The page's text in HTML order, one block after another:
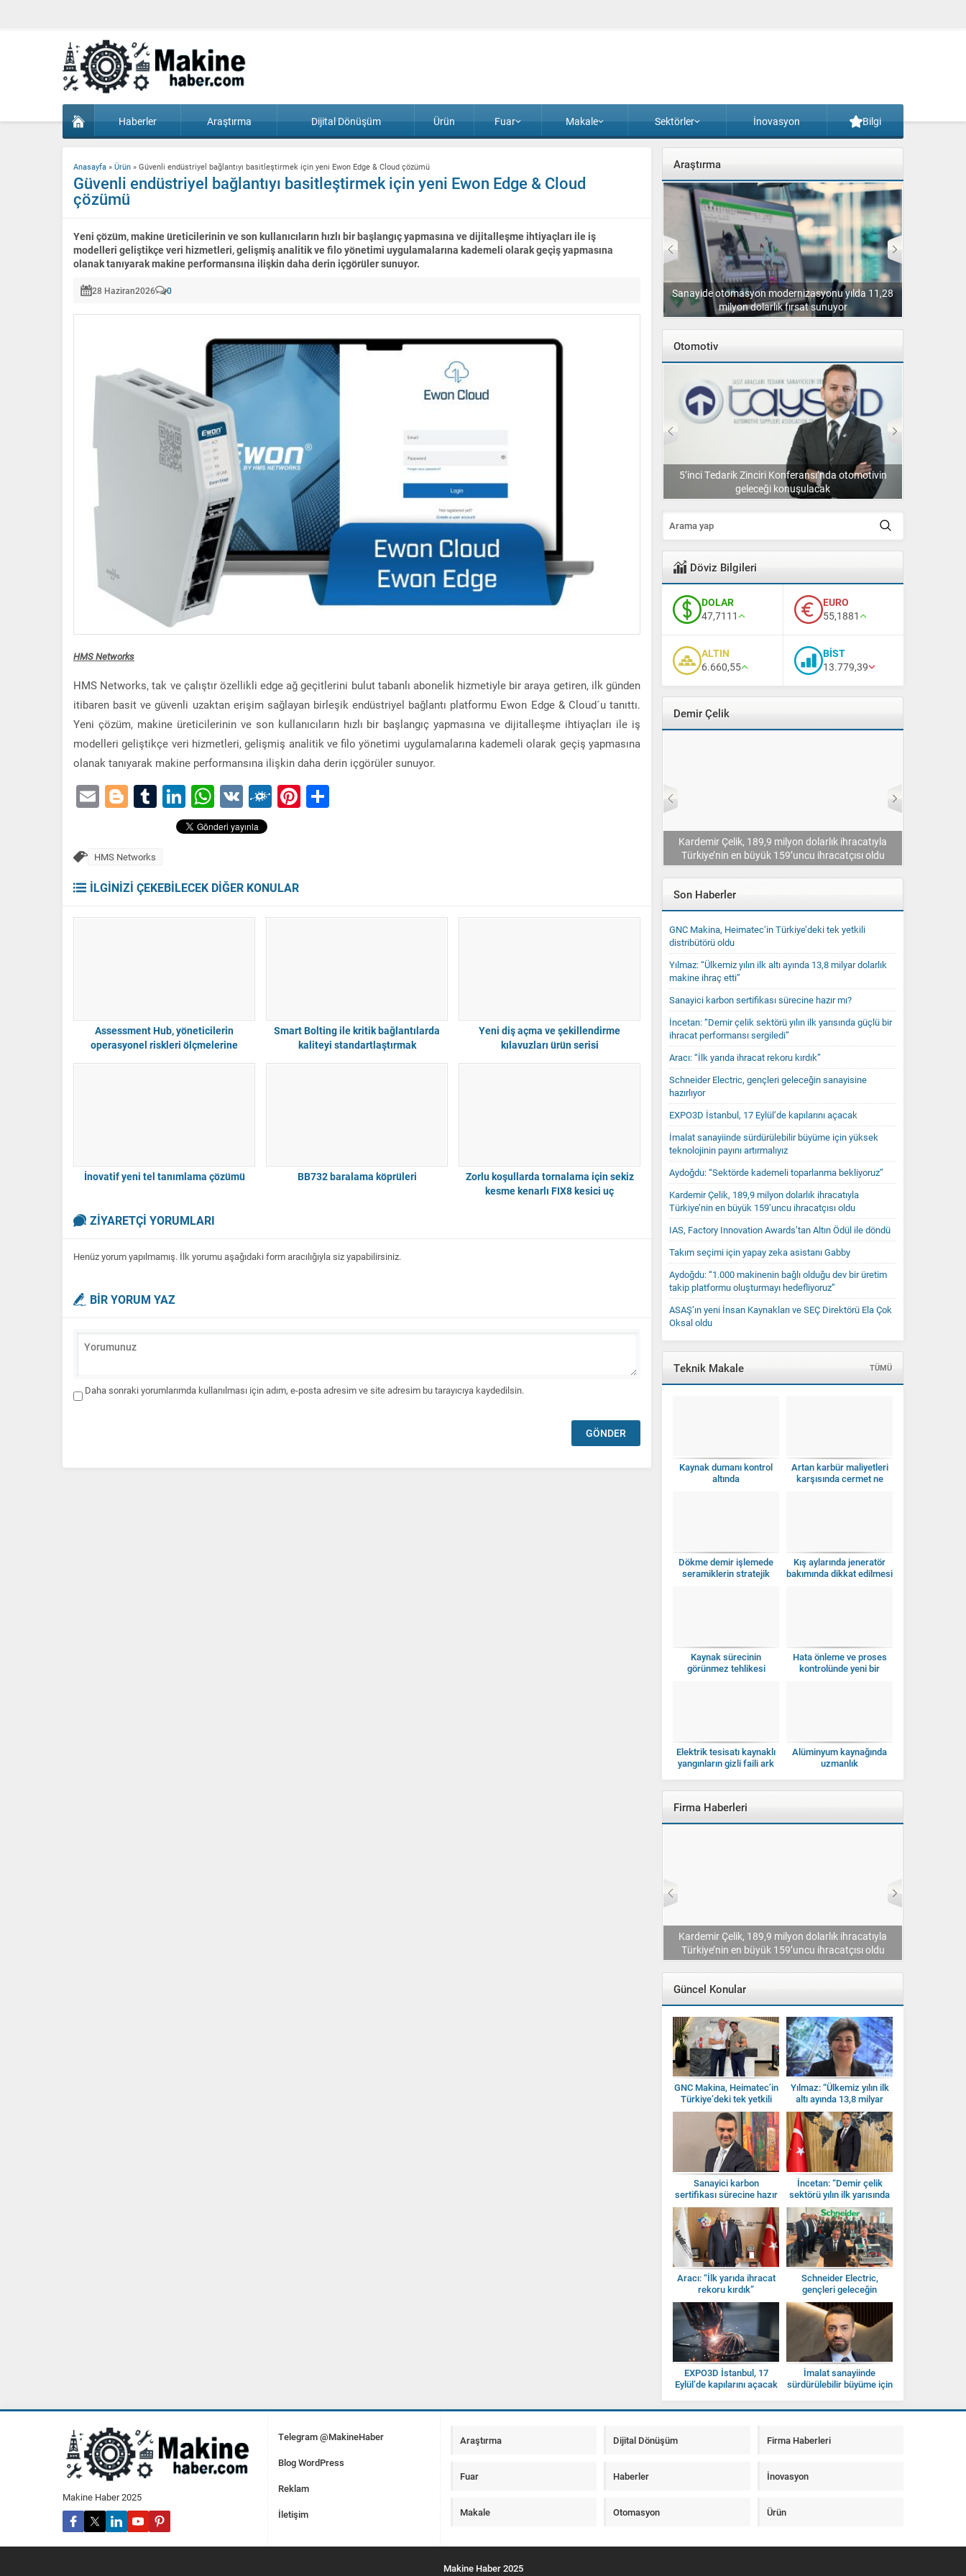
Haberler Araştırma Dijital Dönüşüm Ürün Fuar Makale Sektörler İnovasyon Bilgi
Anasayfa » Ürün » Güvenli endüstriyel bağlantıyı basitleştirmek için yeni Ewon Edge & Cloud çözümü
Güvenli endüstriyel bağlantıyı basitleştirmek için yeni Ewon Edge & Cloud
çözümü
Yeni çözüm, makine üreticilerinin ve son kullanıcıların hızlı bir başlangıç yapmasına ve dijitalleşme ihtiyaçları ile iş
modelleri geliştikçe veri hizmetleri, gelişmiş analitik ve filo yönetimi uygulamalarına kademeli olarak geçiş yapmasına
olanak tanıyarak makine performansına ilişkin daha derin içgörüler sunuyor.
28 Haziran2026 0
HMS Networks
HMS Networks, tak ve çalıştır özellikli edge ağ geçitlerini bulut tabanlı abonelik hizmetiyle bir araya getiren, ilk günden
itibaren basit ve güvenli uzaktan erişim sağlayan birleşik endüstriyel bağlantı platformu Ewon Edge & Cloud´u tanıttı.
Yeni çözüm, makine üreticilerinin ve son kullanıcıların hızlı bir başlangıç yapmasına ve dijitalleşme ihtiyaçları ile iş
modelleri geliştikçe veri hizmetleri, gelişmiş analitik ve filo yönetimi uygulamalarına kademeli olarak geçiş yapmasına
olanak tanıyarak makine performansına ilişkin daha derin içgörüler sunuyor.
EmailBlogger
Tumblr
LinkedIn
WhatsApp
VKFolkdPinterest
HMS Networks
İLGİNİZİ ÇEKEBİLECEK DİĞER KONULAR
Assessment Hub, yöneticilerin
operasyonel riskleri ölçmelerine
Smart Bolting ile kritik bağlantılarda
kaliteyi standartlaştırmak
Yeni diş açma ve şekillendirme
kılavuzları ürün serisi
İnovatif yeni tel tanımlama çözümü BB732 baralama köprüleri
Zorlu koşullarda tornalama için sekiz
kesme kenarlı FIX8 kesici uç
ZİYARETÇİ YORUMLARI
Henüz yorum yapılmamış. İlk yorumu aşağıdaki form aracılığıyla siz yapabilirsiniz.
BİR YORUM YAZ
Daha sonraki yorumlarımda kullanılması için adım, e-posta adresim ve site adresim bu tarayıcıya kaydedilsin.
Araştırma
Sanayide otomasyon modernizasyonu yılda 11,28
milyon dolarlık fırsat sunuyor
Otomotiv
stratejilerini ele aldı
5’inci Tedarik Zinciri Konferansı’nda otomotivin
geleceği konuşulacak
Döviz Bilgileri
DOLAR
47,7111
EURO
55,1881
ALTIN
6.660,55
BİST
13.779,39
Demir Çelik
Kardemir Çelik, 189,9 milyon dolarlık ihracatıyla
Türkiye’nin en büyük 159’uncu ihracatçısı oldu
Son Haberler
GNC Makina, Heimatec’in Türkiye’deki tek yetkili
distribütörü oldu
Yılmaz: “Ülkemiz yılın ilk altı ayında 13,8 milyar dolarlık
makine ihraç etti”
Sanayici karbon sertifikası sürecine hazır mı?
İncetan: “Demir çelik sektörü yılın ilk yarısında güçlü bir
ihracat performansı sergiledi”
Aracı: “İlk yarıda ihracat rekoru kırdık”
Schneider Electric, gençleri geleceğin sanayisine
hazırlıyor
EXPO3D İstanbul, 17 Eylül’de kapılarını açacak
İmalat sanayiinde sürdürülebilir büyüme için yüksek
teknolojinin payını artırmalıyız
Aydoğdu: “Sektörde kademeli toparlanma bekliyoruz”
Kardemir Çelik, 189,9 milyon dolarlık ihracatıyla
Türkiye’nin en büyük 159’uncu ihracatçısı oldu
IAS, Factory Innovation Awards’tan Altın Ödül ile döndü
Takım seçimi için yapay zeka asistanı Gabby
Aydoğdu: “1.000 makinenin bağlı olduğu dev bir üretim
takip platformu oluşturmayı hedefliyoruz”
ASAŞ’ın yeni İnsan Kaynakları ve SEÇ Direktörü Ela Çok
Oksal oldu
Teknik Makale TÜMÜ
Kaynak dumanı kontrol
altında
Artan karbür maliyetleri
karşısında cermet ne
Dökme demir işlemede
seramiklerin stratejik
Kış aylarında jeneratör
bakımında dikkat edilmesi
Kaynak sürecinin
görünmez tehlikesi
Hata önleme ve proses
kontrolünde yeni bir
Elektrik tesisatı kaynaklı
yangınların gizli faili ark
Alüminyum kaynağında
uzmanlık
Firma Haberleri
Kardemir Çelik, 189,9 milyon dolarlık ihracatıyla
Türkiye’nin en büyük 159’uncu ihracatçısı oldu
Güncel Konular
GNC Makina, Heimatec’in
Türkiye’deki tek yetkili
distribütörü oldu
Yılmaz: “Ülkemiz yılın ilk
altı ayında 13,8 milyar
dolarlık makine ihraç etti”
Sanayici karbon
sertifikası sürecine hazır
mı?
İncetan: “Demir çelik
sektörü yılın ilk yarısında
güçlü bir ihracat
performansı sergiledi”
Aracı: “İlk yarıda ihracat
rekoru kırdık”
Schneider Electric,
gençleri geleceğin
sanayisine hazırlıyor
EXPO3D İstanbul, 17
Eylül’de kapılarını açacak
İmalat sanayiinde
sürdürülebilir büyüme için
artırmalıyız
Makine Haber 2025
Telegram @MakineHaber
Blog WordPress
Reklam
İletişim
Araştırma Dijital Dönüşüm Firma Haberleri
Fuar Haberler İnovasyon
Makale Otomasyon Ürün
Makine Haber 2025